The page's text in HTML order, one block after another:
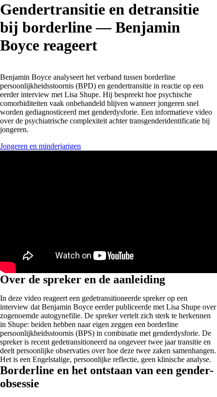
Gendertransitie en detransitie
bij borderline — Benjamin
Boyce reageert
Benjamin Boyce analyseert het verband tussen borderline
persoonlijkheidsstoornis (BPD) en gendertransitie in reactie op een
eerder interview met Lisa Shupe. Hij bespreekt hoe psychische
comorbiditeiten vaak onbehandeld blijven wanneer jongeren snel
worden gediagnosticeerd met genderdysforie. Een informatieve video
over de psychiatrische complexiteit achter transgenderidentificatie bij
jongeren.
Jongeren en minderjarigen
Over de spreker en de aanleiding
In deze video reageert een gedetransitioneerde spreker op een
interview dat Benjamin Boyce eerder publiceerde met Lisa Shupe over
zogenoemde autogynefilie. De spreker vertelt zich sterk te herkennen
in Shupe: beiden hebben naar eigen zeggen een borderline
persoonlijkheidsstoornis (BPS) in combinatie met genderdysforie. De
spreker is recent gedetransitioneerd na ongeveer twee jaar transitie en
deelt persoonlijke observaties over hoe deze twee zaken samenhangen.
Het is een Engelstalige, persoonlijke reflectie, geen klinische analyse.
Borderline en het ontstaan van een gender-
obsessie